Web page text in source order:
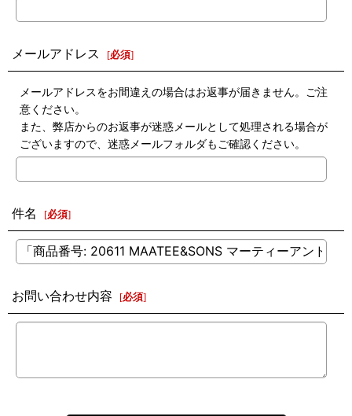
メールアドレス [必須]
メールアドレスをお間違えの場合はお返事が届きません。ご注
意ください。
また、弊店からのお返事が迷惑メールとして処理される場合が
ございますので、迷惑メールフォルダもご確認ください。
件名 [必須]
お問い合わせ内容 [必須]